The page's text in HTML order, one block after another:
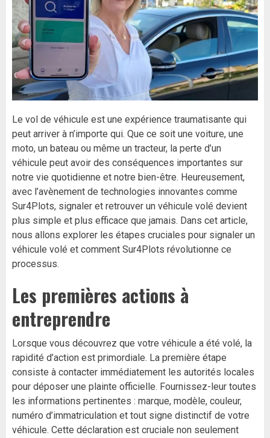
Le vol de véhicule est une expérience traumatisante qui
peut arriver à n’importe qui. Que ce soit une voiture, une
moto, un bateau ou même un tracteur, la perte d’un
véhicule peut avoir des conséquences importantes sur
notre vie quotidienne et notre bien-être. Heureusement,
avec l’avènement de technologies innovantes comme
Sur4Plots, signaler et retrouver un véhicule volé devient
plus simple et plus efficace que jamais. Dans cet article,
nous allons explorer les étapes cruciales pour signaler un
véhicule volé et comment Sur4Plots révolutionne ce
processus.
Les premières actions à
entreprendre
Lorsque vous découvrez que votre véhicule a été volé, la
rapidité d’action est primordiale. La première étape
consiste à contacter immédiatement les autorités locales
pour déposer une plainte officielle. Fournissez-leur toutes
les informations pertinentes : marque, modèle, couleur,
numéro d’immatriculation et tout signe distinctif de votre
véhicule. Cette déclaration est cruciale non seulement